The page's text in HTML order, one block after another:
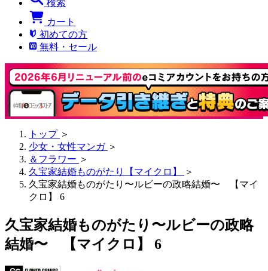
検索
カート
初めての方
無料・セール
トップ ＞
少女・女性マンガ ＞
＆フラワー ＞
久宝家結婚ものがたり【マイクロ】
＞
久宝家結婚ものがたり〜ルビーの政略結婚〜 【マイ
クロ】 6
久宝家結婚ものがたり〜ルビーの政略
結婚〜 【マイクロ】 6